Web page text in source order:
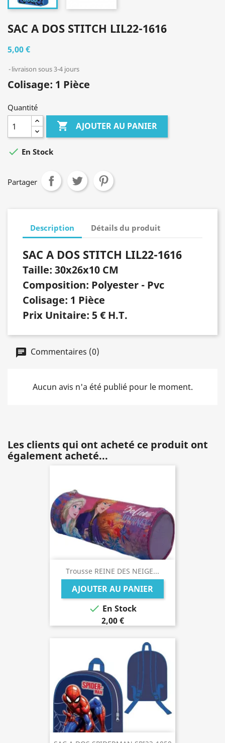
SAC A DOS STITCH LIL22-1616
5,00 €
livraison sous 3-4 jours
Colisage: 1 Pièce
Quantité
 AJOUTER AU PANIER
 En Stock
Partager
Description Détails du produit
SAC A DOS STITCH LIL22-1616
Taille: 30x26x10 CM
Composition: Polyester - Pvc
Colisage: 1 Pièce
Prix Unitaire: 5 € H.T.
Commentaires (0)
Aucun avis n'a été publié pour le moment.
Les clients qui ont acheté ce produit ont
également acheté...
Trousse REINE DES NEIGE...
AJOUTER AU PANIER
 En Stock
2,00 €